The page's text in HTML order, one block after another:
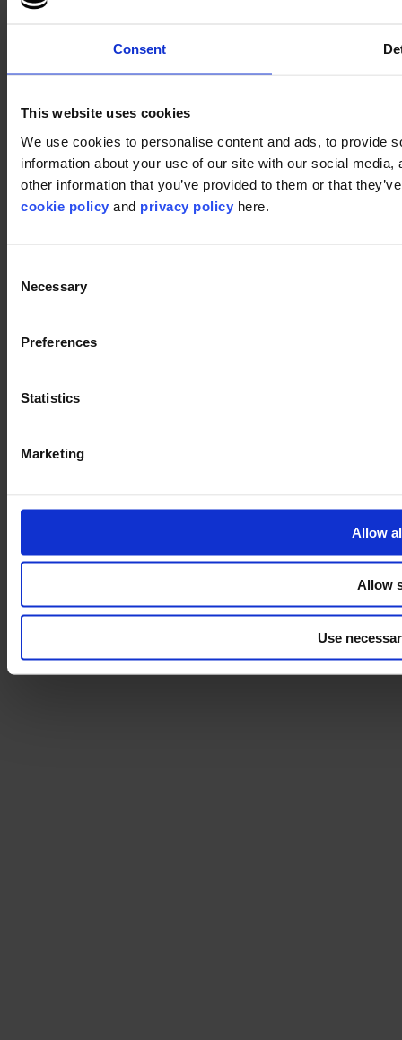
Consent
This website uses cookies
We use cookies to personalise content and ads, to provide
information about your use of our site with our social
other information that you’ve provided to them or that
cookie policy and privacy policy here.
Selection
Necessary
Preferences
Statistics
Marketing
Allow
Allow
Use
Installation
Entretien
À propos
©2026 modulyss.
Cookie policy
Legal